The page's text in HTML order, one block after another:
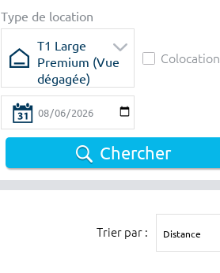
Type de location
T1 Large
Premium (Vue
dégagée)
Colocation
Chercher
Trier par :